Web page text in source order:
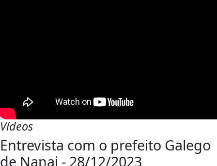
Vídeos
Entrevista com o prefeito Galego
de Nanai - 28/12/2023